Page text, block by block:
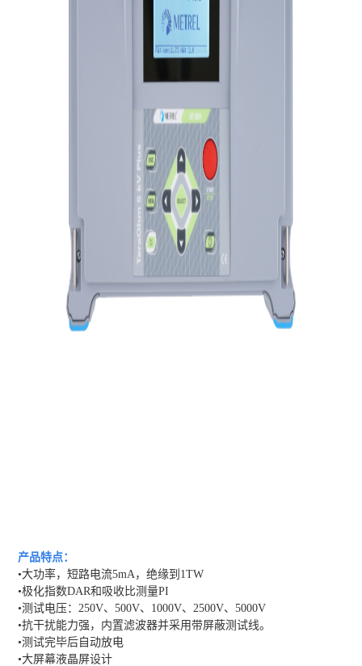
产品特点：
•大功率，短路电流5mA，绝缘到1TW
•极化指数DAR和吸收比测量PI
•测试电压：250V、500V、1000V、2500V、5000V
•抗干扰能力强，内置滤波器并采用带屏蔽测试线。
•测试完毕后自动放电
•大屏幕液晶屏设计